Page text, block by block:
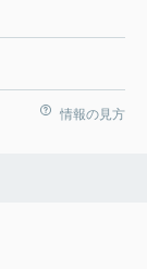
情報の見方